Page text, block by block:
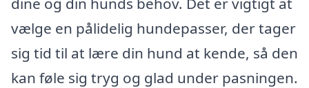
vælge en pålidelig hundepasser, der tager
sig tid til at lære din hund at kende, så den
kan føle sig tryg og glad under pasningen.